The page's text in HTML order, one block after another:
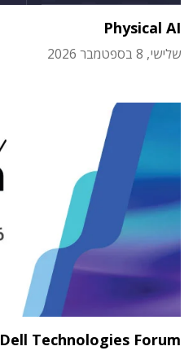
Physical AI
שלישי, 8 בספטמבר 2026
Dell Technologies Forum